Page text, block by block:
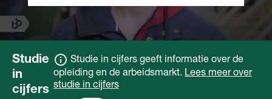
Studie
in
cijfers
Studie in cijfers geeft informatie over de
opleiding en de arbeidsmarkt. Lees meer over
studie in cijfers